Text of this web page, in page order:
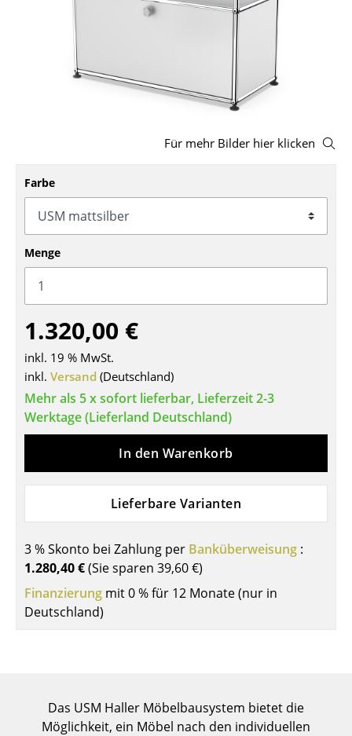
Hocker
Bänke & Liegen
Sitzsäcke
Schaukelstühle
Bürodrehstühle
Bürosessel
Einzelteile
... alle Sitzmöbel
Tische
Esstische
Beistelltische
Schreibtische
Konferenztische
Stehtische & Stehpulte
Kindertische
Einzelteile
Für mehr Bilder hier klicken
Farbe
Menge
1.320,00 €
inkl. 19 % MwSt.
inkl. Versand (Deutschland)
Mehr als 5 x sofort lieferbar, Lieferzeit 2-3
Werktage (Lieferland Deutschland)
In den Warenkorb
Lieferbare Varianten
3 % Skonto bei Zahlung per Banküberweisung :
1.280,40 €(Sie sparen 39,60 €)
Finanzierung mit 0 % für 12 Monate (nur in
Deutschland)
Das USM Haller Möbelbausystem bietet die
Möglichkeit, ein Möbel nach den individuellen